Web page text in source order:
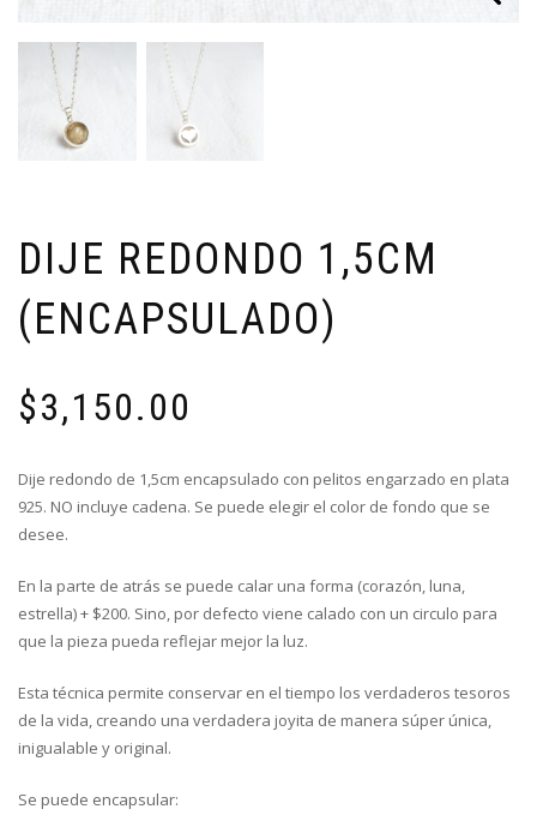
DIJE REDONDO 1,5CM
(ENCAPSULADO)
$3,150.00
Dije redondo de 1,5cm encapsulado con pelitos engarzado en plata
925. NO incluye cadena. Se puede elegir el color de fondo que se
desee.
En la parte de atrás se puede calar una forma (corazón, luna,
estrella) + $200. Sino, por defecto viene calado con un circulo para
que la pieza pueda reflejar mejor la luz.
Esta técnica permite conservar en el tiempo los verdaderos tesoros
de la vida, creando una verdadera joyita de manera súper única,
inigualable y original.
Se puede encapsular: